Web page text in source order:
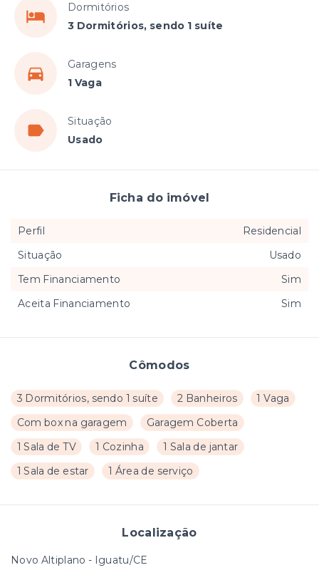
Dormitórios
3 Dormitórios, sendo 1 suíte
Garagens
1 Vaga
Situação
Usado
Cômodos
3 Dormitórios, sendo 1 suíte 2 Banheiros
1 Vaga
Com box na garagem
Garagem Coberta
1 Sala de TV
1 Cozinha
1 Sala de jantar
1 Sala de estar
1 Área de serviço
Localização
Novo Altiplano - Iguatu/CE
Ficha do imóvel
Perfil
Residencial
Situação
Usado
Tem Financiamento
Sim
Aceita Financiamento
Sim